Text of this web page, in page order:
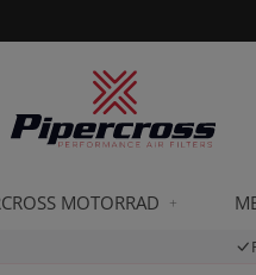
MOTORRAD